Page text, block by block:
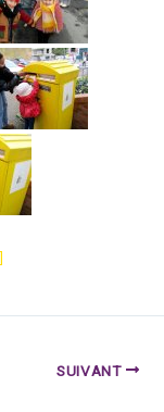
SUIVANT